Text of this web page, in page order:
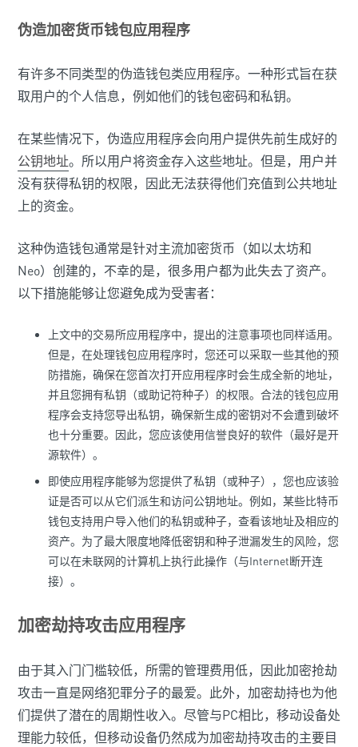
伪造加密货币钱包应用程序
有许多不同类型的伪造钱包类应用程序。一种形式旨在获
取用户的个人信息，例如他们的钱包密码和私钥。
在某些情况下，伪造应用程序会向用户提供先前生成好的
公钥地址。所以用户将资金存入这些地址。但是，用户并
没有获得私钥的权限，因此无法获得他们充值到公共地址
上的资金。
这种伪造钱包通常是针对主流加密货币（如以太坊和
Neo）创建的，不幸的是，很多用户都为此失去了资产。
以下措施能够让您避免成为受害者：
上文中的交易所应用程序中，提出的注意事项也同样适用。
但是，在处理钱包应用程序时，您还可以采取一些其他的预
防措施，确保在您首次打开应用程序时会生成全新的地址，
并且您拥有私钥（或助记符种子）的权限。合法的钱包应用
程序会支持您导出私钥，确保新生成的密钥对不会遭到破坏
也十分重要。因此，您应该使用信誉良好的软件（最好是开
源软件）。
即使应用程序能够为您提供了私钥（或种子），您也应该验
证是否可以从它们派生和访问公钥地址。例如，某些比特币
钱包支持用户导入他们的私钥或种子，查看该地址及相应的
资产。为了最大限度地降低密钥和种子泄漏发生的风险，您
可以在未联网的计算机上执行此操作（与Internet断开连
接）。
加密劫持攻击应用程序
由于其入门门槛较低，所需的管理费用低，因此加密抢劫
攻击一直是网络犯罪分子的最爱。此外，加密劫持也为他
们提供了潜在的周期性收入。尽管与PC相比，移动设备处
理能力较低，但移动设备仍然成为加密劫持攻击的主要目